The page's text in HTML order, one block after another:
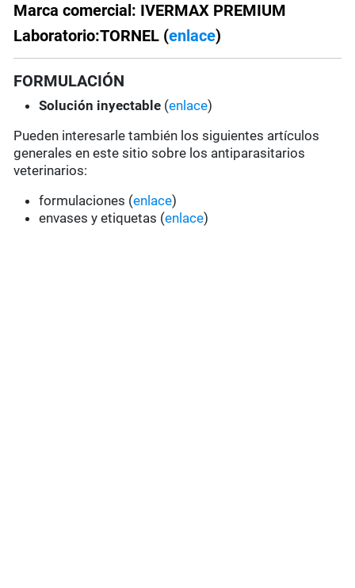
Marca comercial: IVERMAX PREMIUM
Laboratorio:TORNEL (enlace)
FORMULACIÓN
Solución inyectable (enlace)
Pueden interesarle también los siguientes artículos
generales en este sitio sobre los antiparasitarios
veterinarios:
formulaciones (enlace)
envases y etiquetas (enlace)